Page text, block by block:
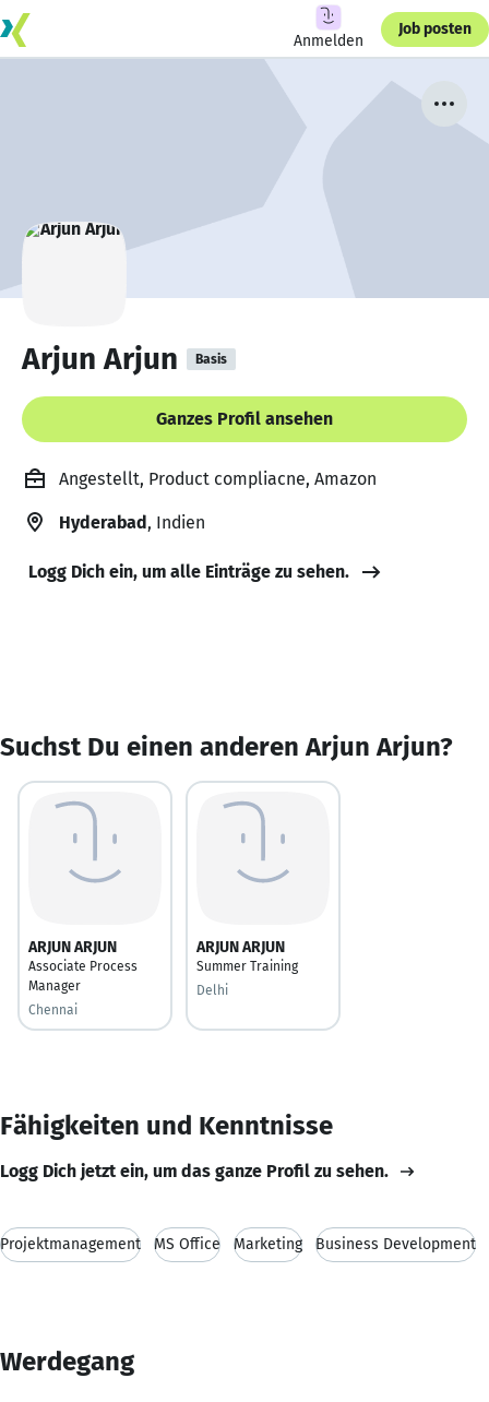
Anmelden
Job posten
Arjun Arjun Basis
Ganzes Profil ansehen
Angestellt, Product compliacne, Amazon
Hyderabad, Indien
Logg Dich ein, um alle Einträge zu sehen.
Suchst Du einen anderen Arjun Arjun?
ARJUN ARJUN
Associate Process
Manager
Chennai
ARJUN ARJUN
Summer Training
Delhi
Fähigkeiten und Kenntnisse
Logg Dich jetzt ein, um das ganze Profil zu sehen.
Projektmanagement MS Office Marketing Business Development
Werdegang